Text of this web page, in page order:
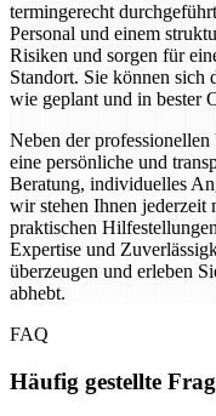
termingerecht
Personal und einem
Risiken und sorgen für
Standort. Sie können sich
wie geplant und in bester
Neben der
eine persönliche und
Beratung, individuelles
wir stehen Ihnen jederzeit
praktischen
Expertise und
überzeugen und erleben
abhebt.
FAQ
Häufig gestellte